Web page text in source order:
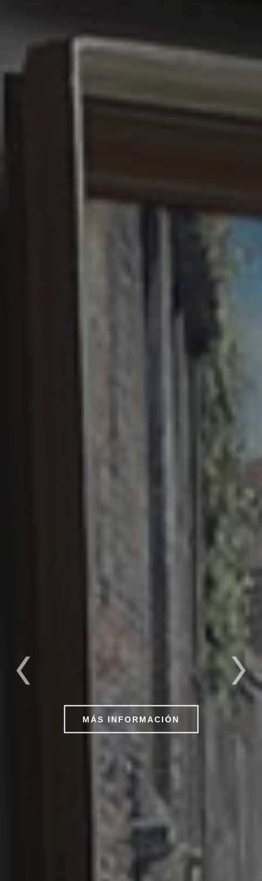
EMBALAJES
A MEDIDA
Fabricados en nuestros talleres
MÁS INFORMACIÓN